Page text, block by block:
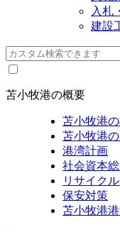
入札
建設
苫小牧港の概要
苫小牧港
苫小牧港
港湾計画
社会資本
リサイク
保安対策
苫小牧港